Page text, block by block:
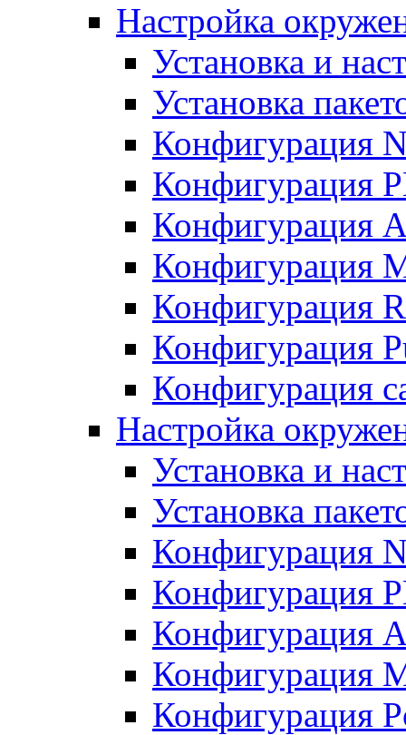
Настройка
Установка и
Установка
Конфигурация
Конфигурация
Конфигурация
Конфигурация
Конфигурация
Конфигурация
Конфигурация
Настройка
Установка и
Установка
Конфигурация
Конфигурация
Конфигурация
Конфигурация
Конфигурация